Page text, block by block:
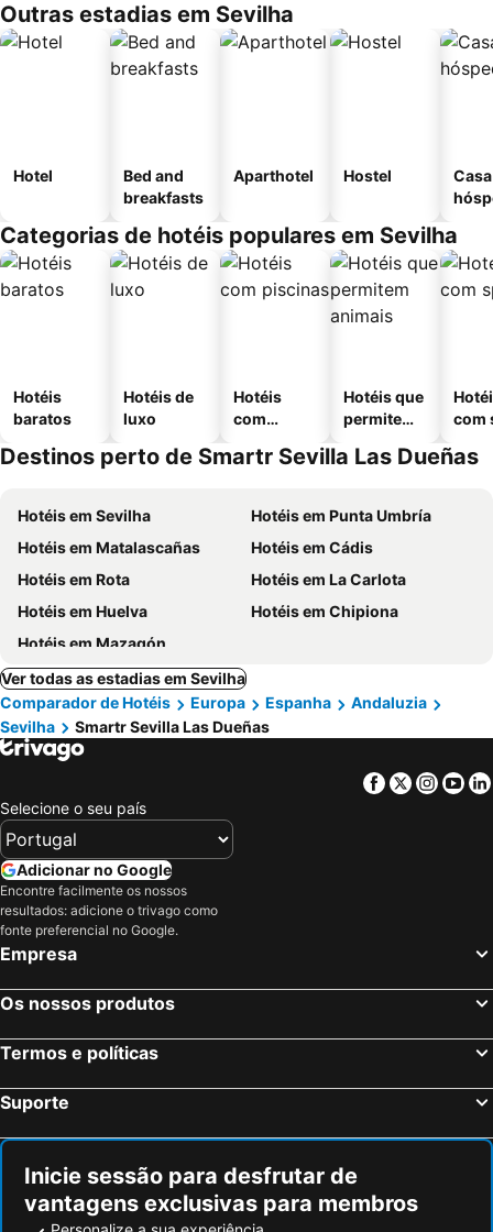
Outras estadias em Sevilha
Hotel
Bed and
breakfasts
Aparthotel Hostel
Categorias de hotéis populares em Sevilha
Hotéis
baratos
Hotéis de
luxo
Hotéis
com
Hotéis que
permitem
com
Destinos perto de Smartr Sevilla Las Dueñas
Hotéis em Sevilha
Hotéis em Punta Umbría
Hotéis em Matalascañas
Hotéis em Cádis
Hotéis em Rota
Hotéis em La Carlota
Hotéis em Huelva
Hotéis em Chipiona
Hotéis em Mazagón
Ver todas as estadias em Sevilha
Comparador de Hotéis
Europa Espanha
Andaluzia
Sevilha
Smartr Sevilla Las Dueñas
Facebook
Twitter
Selecione o seu país
Adicionar no Google
Encontre facilmente os nossos
resultados: adicione o trivago como
fonte preferencial no Google.
Empresa
Os nossos produtos
Termos e políticas
Suporte
Inicie sessão para desfrutar de
vantagens exclusivas para membros